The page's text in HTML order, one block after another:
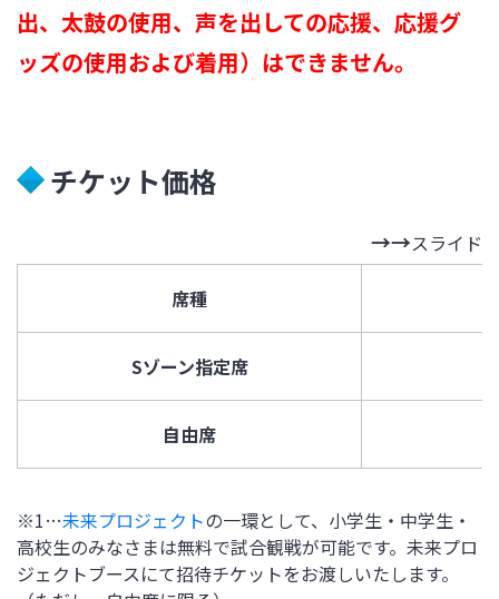
出、太鼓の使用、声を出しての応援、応援グ
ッズの使用および着用）はできません。
チケット価格
スライド
席種
Sゾーン指定席
自由席
※1…未来プロジェクトの一環として、小学生・中学生・
高校生のみなさまは無料で試合観戦が可能です。未来プロ
ジェクトブースにて招待チケットをお渡しいたします。